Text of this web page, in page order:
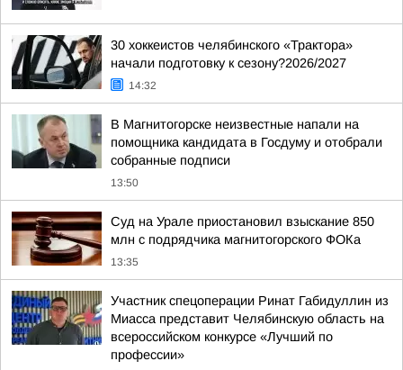
30 хоккеистов челябинского «Трактора»
начали подготовку к сезону?2026/2027
14:32
В Магнитогорске неизвестные напали на
помощника кандидата в Госдуму и отобрали
собранные подписи
13:50
Суд на Урале приостановил взыскание 850
млн с подрядчика магнитогорского ФОКа
13:35
Участник спецоперации Ринат Габидуллин из
Миасса представит Челябинскую область на
всероссийском конкурсе «Лучший по
профессии»